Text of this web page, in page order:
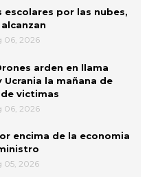
escolares por las nubes,
06, 2026
arden en llama
Ucrania la mañana de
victimas
06, 2026
encima de la economia
05, 2026